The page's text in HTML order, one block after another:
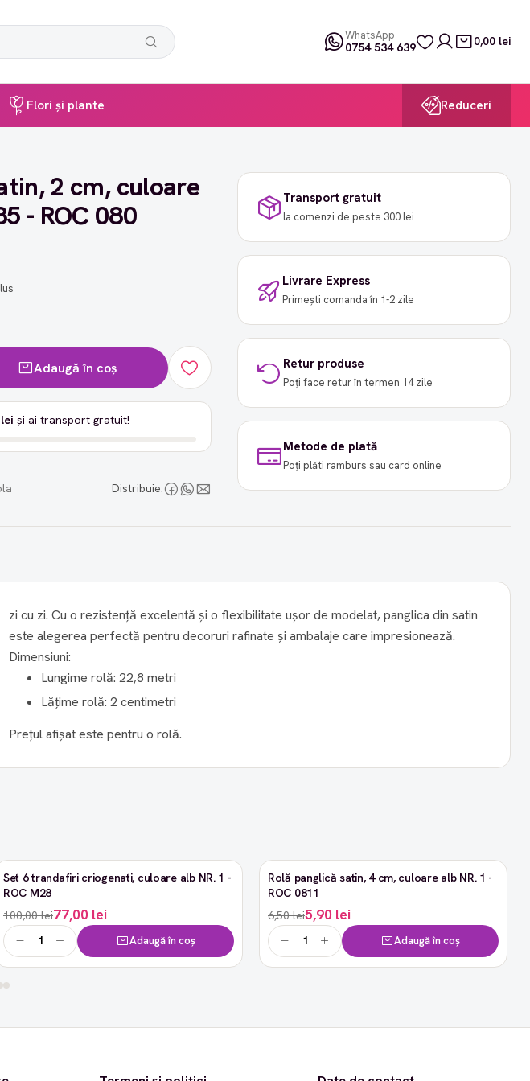
WhatsApp
0754 534 639 0,00 lei
Flori și plante Reduceri
2 cm, culoare
- ROC 080
Adaugă în coș
și ai transport gratuit!
Distribuie:
Transport gratuit
la comenzi de peste 300 lei
Livrare Express
Primești comanda în 1-2 zile
Retur produse
Poți face retur în termen 14 zile
Metode de plată
Poți plăti ramburs sau card online
zi cu zi. Cu o rezistență excelentă și o flexibilitate ușor de modelat, panglica din satin
este alegerea perfectă pentru decoruri rafinate și ambalaje care impresionează.
Dimensiuni:
Lungime rolă: 22,8 metri
Lățime rolă: 2 centimetri
Prețul afișat este pentru o rolă.
-23%
Set 6 trandafiri criogenati, culoare alb NR. 1 -
ROC M28
100,00 lei77,00 lei
Adaugă în coș
-9%
Rolă panglică satin, 4 cm, culoare alb NR. 1 -
ROC 0811
6,50 lei5,90 lei
Adaugă în coș